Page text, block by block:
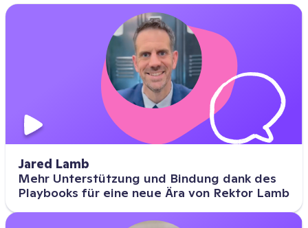
Jared Lamb
Mehr Unterstützung und Bindung dank des
Playbooks für eine neue Ära von Rektor Lamb